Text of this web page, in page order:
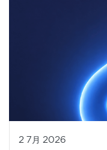
2 7月 2026